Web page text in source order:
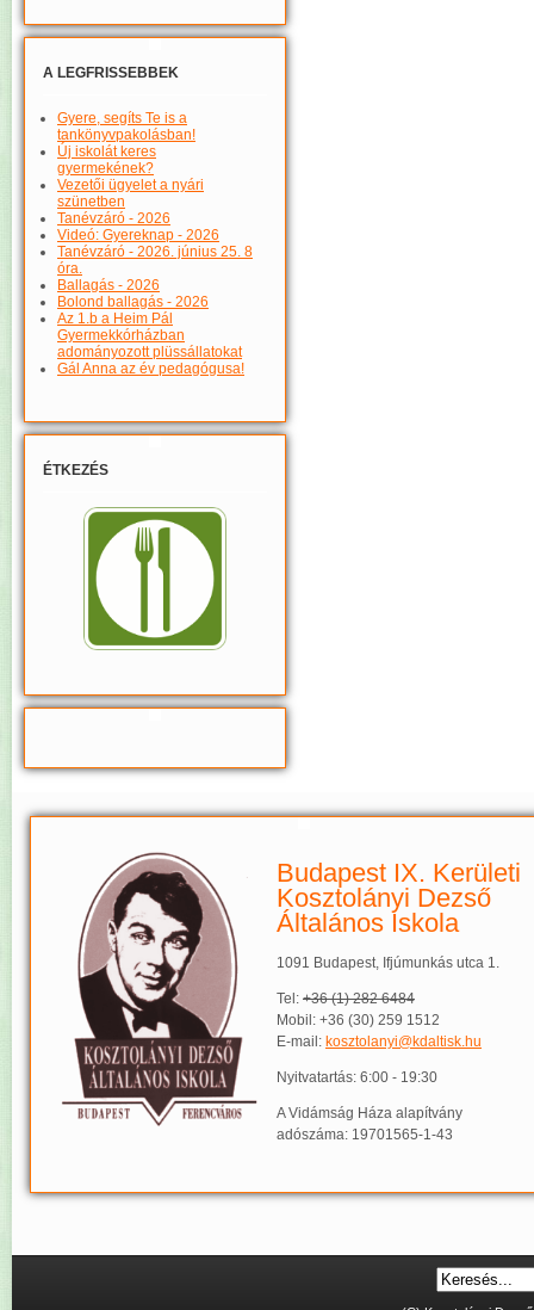
A LEGFRISSEBBEK
Gyere, segíts Te is a
tankönyvpakolásban!
Új iskolát keres
gyermekének?
Vezetői ügyelet a nyári
szünetben
Tanévzáró - 2026
Videó: Gyereknap - 2026
Tanévzáró - 2026. június 25. 8
óra.
Ballagás - 2026
Bolond ballagás - 2026
Az 1.b a Heim Pál
Gyermekkórházban
adományozott plüssállatokat
Gál Anna az év pedagógusa!
ÉTKEZÉS
Budapest IX. Kerületi
Kosztolányi Dezső
Általános Iskola
1091 Budapest, Ifjúmunkás utca 1.
Tel: +36 (1) 282 6484
Mobil: +36 (30) 259 1512
E-mail: kosztolanyi@kdaltisk.hu
Nyitvatartás: 6:00 - 19:30
A Vidámság Háza alapítvány
adószáma: 19701565-1-43